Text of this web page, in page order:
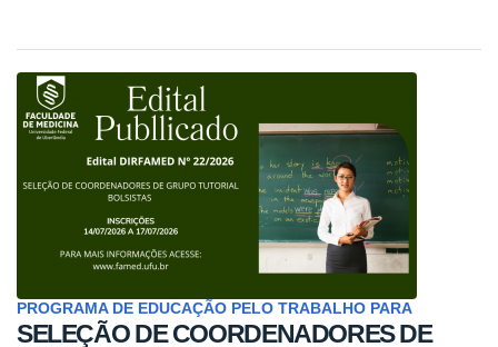
PROGRAMA DE EDUCAÇÃO PELO TRABALHO PARA
SELEÇÃO DE COORDENADORES DE